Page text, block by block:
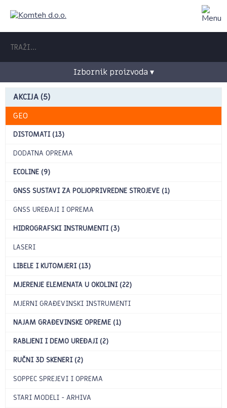
Izbornik proizvoda ▾
AKCIJA (5)
GEO
DISTOMATI (13)
DODATNA OPREMA
ECOLINE (9)
GNSS SUSTAVI ZA POLJOPRIVREDNE STROJEVE (1)
GNSS UREĐAJI I OPREMA
HIDROGRAFSKI INSTRUMENTI (3)
LASERI
LIBELE I KUTOMJERI (13)
MJERENJE ELEMENATA U OKOLINI (22)
MJERNI GRAĐEVINSKI INSTRUMENTI
NAJAM GRAĐEVINSKE OPREME (1)
RABLJENI I DEMO UREĐAJI (2)
RUČNI 3D SKENERI (2)
SOPPEC SPREJEVI I OPREMA
STARI MODELI - ARHIVA